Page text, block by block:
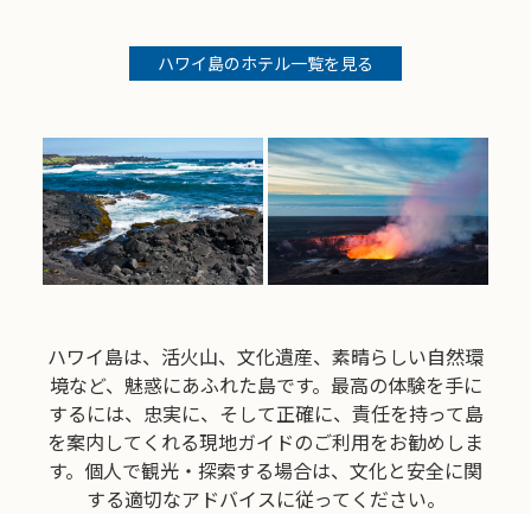
ハワイ島のホテル一覧を見る
ハワイ島は、活火山、文化遺産、素晴らしい自然環
境など、魅惑にあふれた島です。最高の体験を手に
するには、忠実に、そして正確に、責任を持って島
を案内してくれる現地ガイドのご利用をお勧めしま
す。個人で観光・探索する場合は、文化と安全に関
する適切なアドバイスに従ってください。